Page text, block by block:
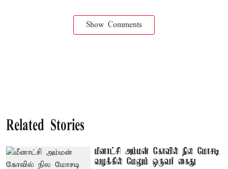
Show Comments
Related Stories
மீனாட்சி அம்மன் கோவில் நில மோசடி
வழக்கில் மேலும் ஒருவர் கைது